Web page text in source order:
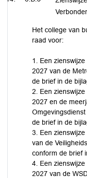
Het college van
raad voor:
1. Een
2027 van de
de brief in de
2. Een
2027 en de
de brief in de
3. Een
van de
conform de brief
4. Een
2027 van de